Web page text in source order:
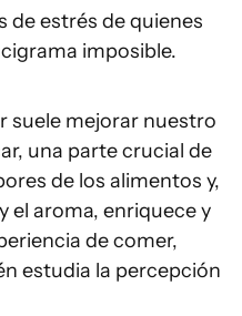
de estrés de quienes
imposible.
suele mejorar nuestro
una parte crucial de
de los alimentos y,
el aroma, enriquece y
de comer,
estudia la percepción